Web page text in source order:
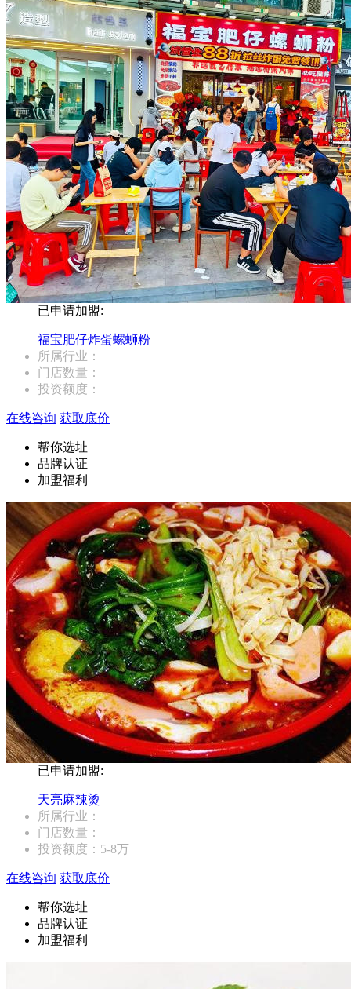
已申请加盟:
福宝肥仔炸蛋螺蛳粉
所属行业：
门店数量：
投资额度：
在线咨询 获取底价
帮你选址
品牌认证
加盟福利
已申请加盟:
天亮麻辣烫
所属行业：
门店数量：
投资额度： 5-8万
在线咨询 获取底价
帮你选址
品牌认证
加盟福利